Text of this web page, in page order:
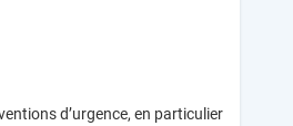
d’urgence, en particulier